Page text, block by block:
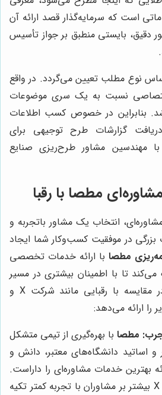
است که سرمایه‌گذار قصد ارائه آن
دقیق، بایستی منطبق بر جواز تأسیس
نوع مطلب تعیین می‌گردد. در واقع
نسبت به یک سری موضوعات
بنابراین در خصوص کسب اطلاعات
گزارشات طرح توجیهی برای
با مهندسین مشاور طرح‌ریزی صنایع
مطصا با رقبا
انتخاب یک مشاور باتجربه و
در موفقیت کسب‌وکار شما ایجاد
مطصا با ارائه خدمات تخصصی
تا با اطمینان بیشتری در مسیر
کارآفرینی گام بردارید. در مقایسه با رقبایی مانند شرکت X و
را ارائه می‌دهد:
مطصا با بهره‌گیری از تیمی متشکل
و اساتید دانشگاه‌های معتبر، دانش و
بهترین خدمات مشاوره‌ای را داراست.
در حالی که شرکت X بیشتر بر مشاوران با تجربه کمتر تکیه